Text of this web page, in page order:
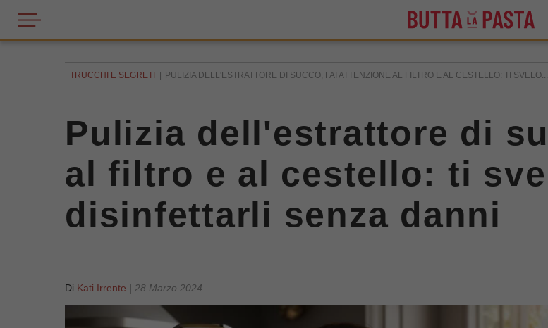
TRUCCHI E SEGRETI PULIZIA DELL'ESTRATTORE DI SUCCO, FAI ATTENZIONE AL FILTRO E AL CESTELLO: TI SVELO...
Pulizia dell'estrattore di
al filtro e al cestello: ti
disinfettarli senza danni
Di Kati Irrente | 28 Marzo 2024